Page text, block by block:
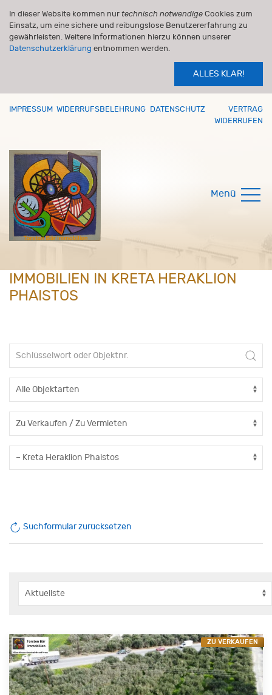
In dieser Website kommen nur technisch notwendige Cookies zum
Einsatz, um eine sichere und reibungslose Benutzererfahrung zu
gewährleisten. Weitere Informationen hierzu können unserer
Datenschutzerklärung entnommen werden.
ALLES KLAR!
IMPRESSUM WIDERRUFSBELEHRUNG DATENSCHUTZ
VERTRAG
WIDERRUFEN
Menü
IMMOBILIEN IN KRETA HERAKLION
PHAISTOS
Suchformular zurücksetzen
ZU VERKAUFEN